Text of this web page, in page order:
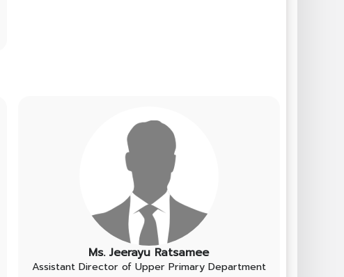
Ms. Jeerayu Ratsamee
Assistant Director of Upper Primary Department